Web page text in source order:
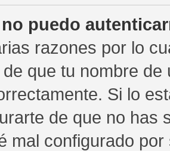
puedo
razones por lo
que tu nombre
Si lo
de que no has
mal configurado